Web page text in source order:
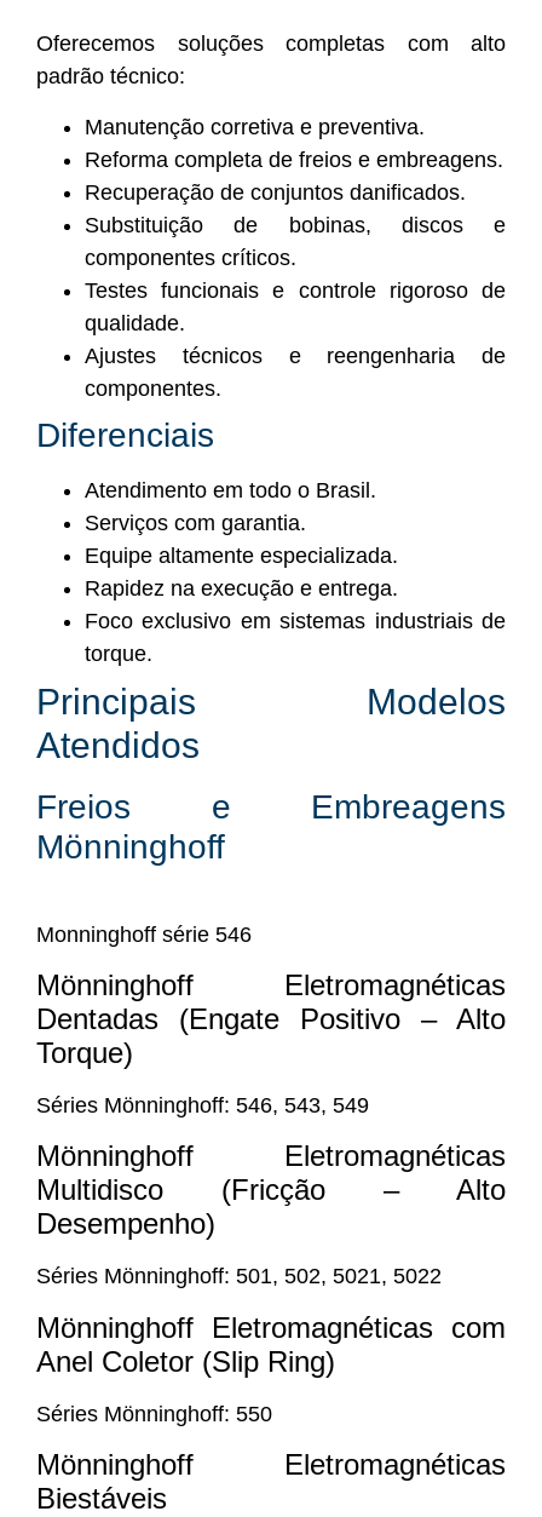
Oferecemos soluções completas com alto
padrão técnico:
Manutenção corretiva e preventiva.
Reforma completa de freios e embreagens.
Recuperação de conjuntos danificados.
Substituição de bobinas, discos e
componentes críticos.
Testes funcionais e controle rigoroso de
qualidade.
Ajustes técnicos e reengenharia de
componentes.
Diferenciais
Atendimento em todo o Brasil.
Serviços com garantia.
Equipe altamente especializada.
Rapidez na execução e entrega.
Foco exclusivo em sistemas industriais de
torque.
Principais Modelos
Atendidos
Freios e Embreagens
Mönninghoff
Monninghoff série 546
Mönninghoff Eletromagnéticas
Dentadas (Engate Positivo – Alto
Torque)
Séries Mönninghoff: 546, 543, 549
Mönninghoff Eletromagnéticas
Multidisco (Fricção – Alto
Desempenho)
Séries Mönninghoff: 501, 502, 5021, 5022
Mönninghoff Eletromagnéticas com
Anel Coletor (Slip Ring)
Séries Mönninghoff: 550
Mönninghoff Eletromagnéticas
Biestáveis